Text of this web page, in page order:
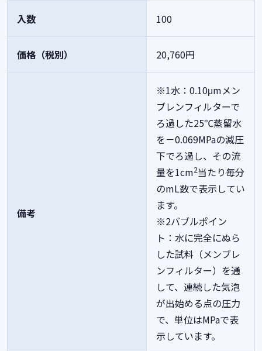
入数 100
価格（税別） 20,760円
備考
※1水：0.10μmメン
ブレンフィルターで
ろ過した25℃蒸留水
を－0.069MPaの減圧
下でろ過し、その流
量を1cm2当たり毎分
のmL数で表示してい
ます。
※2バブルポイン
ト：水に完全にぬら
した試料（メンブレ
ンフィルター）を通
して、連続した気泡
が出始める点の圧力
で、単位はMPaで表
示しています。